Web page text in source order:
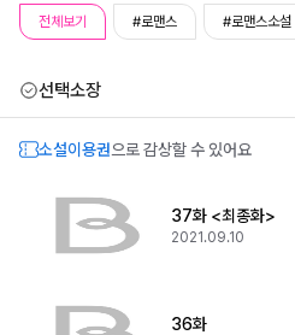
전체보기 #로맨스 #로맨스소설
선택소장
소설이용권으로 감상할 수 있어요
37화 <최종화>
2021.09.10
36화